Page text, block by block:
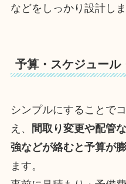
などをしっかり設計しま
予算・スケジュール
シンプルにすることで
え、
間取り変更や配管
強などが絡むと予算が
ます。